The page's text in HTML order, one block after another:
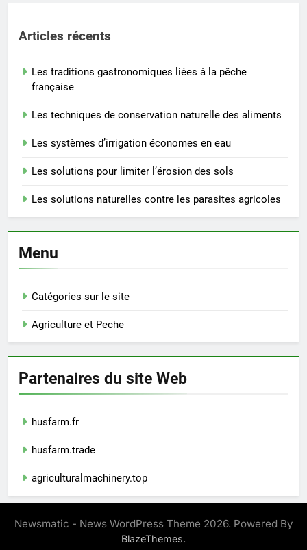
Articles récents
Les traditions gastronomiques liées à la pêche
française
Les techniques de conservation naturelle des aliments
Les systèmes d’irrigation économes en eau
Les solutions pour limiter l’érosion des sols
Les solutions naturelles contre les parasites agricoles
Menu
Catégories sur le site
Agriculture et Peche
Partenaires du site Web
husfarm.fr
husfarm.trade
agriculturalmachinery.top
Newsmatic - News WordPress Theme 2026. Powered By
BlazeThemes.